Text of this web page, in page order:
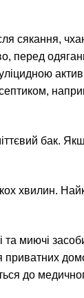
сякання,
перед
бак.
хвилин.
та миючі
до